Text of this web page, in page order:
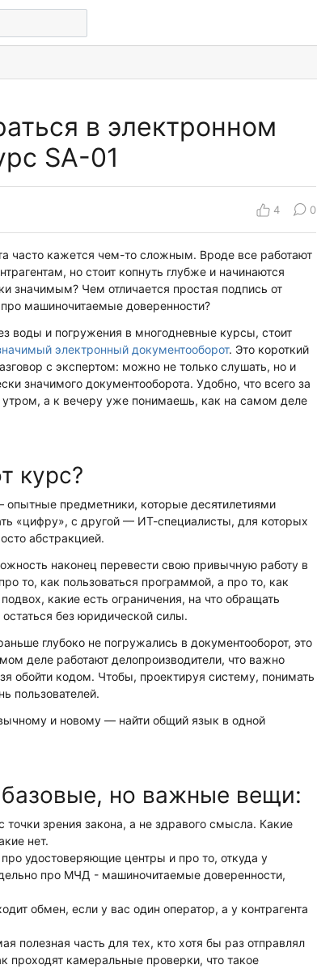
в электронном
SA-01
4 0
часто кажется чем-то сложным. Вроде все работают
но стоит копнуть глубже и начинаются
значимым? Чем отличается простая подпись от
машиночитаемые доверенности?
воды и погружения в многодневные курсы, стоит
электронный документооборот. Это короткий
с экспертом: можно не только слушать, но и
значимого документооборота. Удобно, что всего за
а к вечеру уже понимаешь, как на самом деле
курс?
предметники, которые десятилетиями
«цифру», с другой — ИТ-специалисты, для которых
абстракцией.
наконец перевести свою привычную работу в
то, как пользоваться программой, а про то, как
какие есть ограничения, на что обращать
без юридической силы.
глубоко не погружались в документооборот, это
деле работают делопроизводители, что важно
обойти кодом. Чтобы, проектируя систему, понимать
пользователей.
и новому — найти общий язык в одной
но важные вещи:
зрения закона, а не здравого смысла. Какие
нет.
удостоверяющие центры и про то, откуда у
про МЧД - машиночитаемые доверенности,
обмен, если у вас один оператор, а у контрагента
полезная часть для тех, кто хотя бы раз отправлял
проходят камеральные проверки, что такое